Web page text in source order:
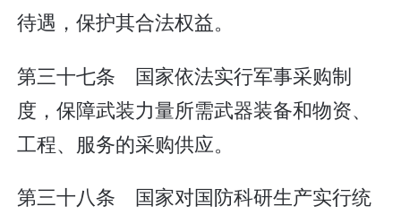
待遇，保护其合法权益。
第三十七条 国家依法实行军事采购制
度，保障武装力量所需武器装备和物资、
工程、服务的采购供应。
第三十八条 国家对国防科研生产实行统